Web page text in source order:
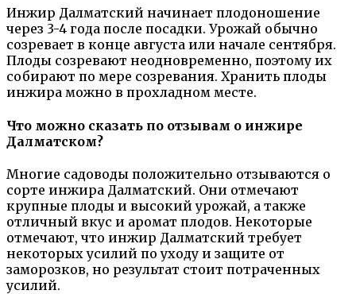
Инжир Далматский начинает плодоношение
через 3-4 года после посадки. Урожай обычно
созревает в конце августа или начале сентября.
Плоды созревают неодновременно, поэтому их
собирают по мере созревания. Хранить плоды
инжира можно в прохладном месте.
Что можно сказать по отзывам о инжире
Далматском?
Многие садоводы положительно отзываются о
сорте инжира Далматский. Они отмечают
крупные плоды и высокий урожай, а также
отличный вкус и аромат плодов. Некоторые
отмечают, что инжир Далматский требует
некоторых усилий по уходу и защите от
заморозков, но результат стоит потраченных
усилий.